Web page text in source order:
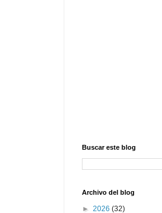
Buscar este blog
Archivo del blog
► 2026 (32)